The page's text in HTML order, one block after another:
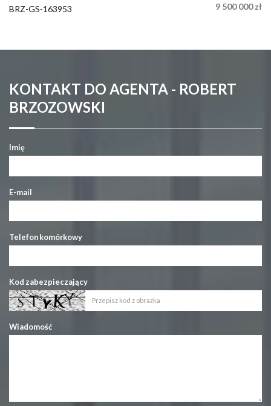
BRZ-GS-163953 9 500 000 zł
KONTAKT DO AGENTA - ROBERT
BRZOZOWSKI
Imię
E-mail
Telefon komórkowy
Kod zabezpieczający
Wiadomość